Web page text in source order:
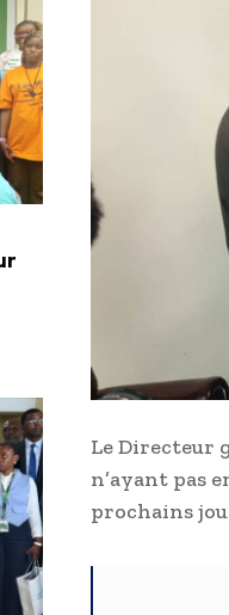
Le Directeur
n’ayant pas
prochains